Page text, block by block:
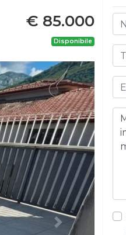
€ 85.000
Disponibile
Next